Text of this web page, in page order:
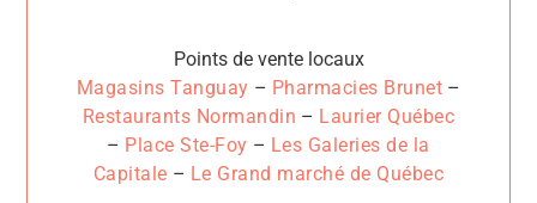
Points de vente locaux
Magasins Tanguay – Pharmacies Brunet –
Restaurants Normandin – Laurier Québec
– Place Ste-Foy – Les Galeries de la
Capitale – Le Grand marché de Québec